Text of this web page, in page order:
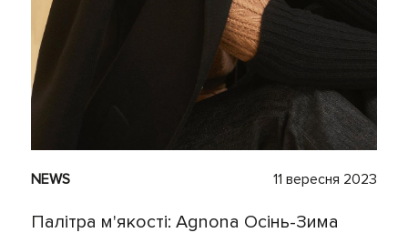
NEWS 11 вересня 2023
Палітра м'якості: Agnona Осінь-Зима